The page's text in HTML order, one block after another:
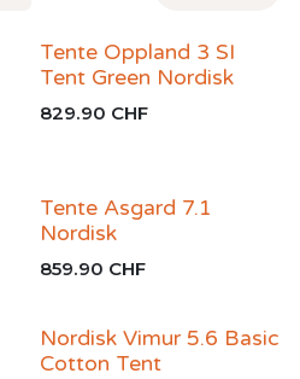
Tente Oppland 3 SI
Tent Green Nordisk
829.90 CHF
Tente Asgard 7.1
Nordisk
859.90 CHF
Nordisk Vimur 5.6 Basic
Cotton Tent